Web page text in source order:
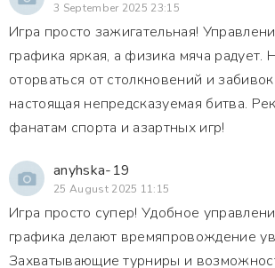
3 September 2025 23:15
Игра просто зажигательная!
графика яркая, а физика мяча радует.
оторваться от столкновений и
настоящая непредсказуемая битва.
фанатам спорта и азартных игр!
anyhska-19
25 August 2025 11:15
Игра просто супер! Удобное
графика делают времяпровождение
Захватывающие турниры и